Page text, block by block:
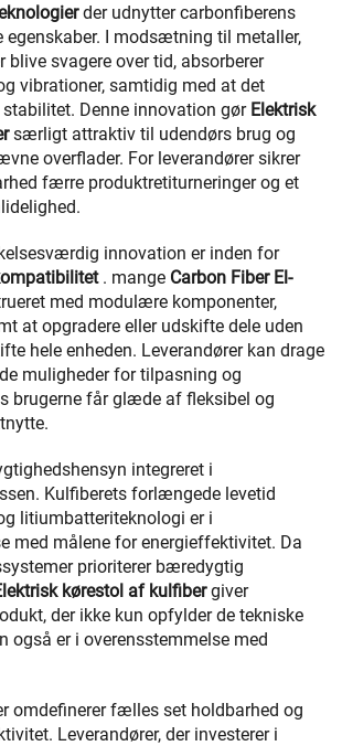
der udnytter carbonfiberens
egenskaber. I modsætning til metaller,
blive svagere over tid, absorberer
vibrationer, samtidig med at det
Denne innovation gør Elektrisk
særligt attraktiv til udendørs brug og
overflader. For leverandører sikrer
færre produktretiturneringer og et
innovation er inden for
. mange Carbon Fiber El-
med modulære komponenter,
at opgradere eller udskifte dele uden
hele enheden. Leverandører kan drage
muligheder for tilpasning og
brugerne får glæde af fleksibel og
integreret i
Kulfiberets forlængede levetid
litiumbatteriteknologi er i
med målene for energieffektivitet. Da
prioriterer bæredygtig
kørestol af kulfibergiver
der ikke kun opfylder de tekniske
også er i overensstemmelse med
omdefinerer fælles set holdbarhed og
Leverandører, der investerer i